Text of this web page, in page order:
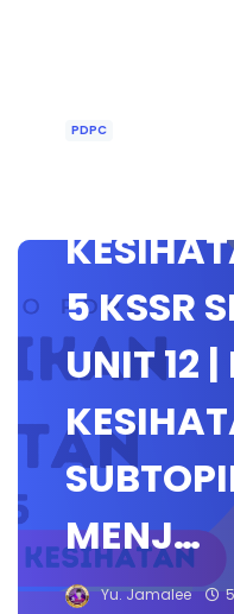
PDPC
5 KSSR
UNIT 12
MENJ…
Yu. Jamalee